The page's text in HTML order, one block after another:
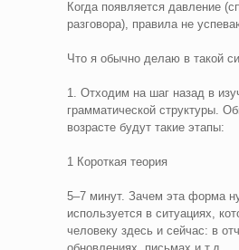
Когда появляется давление
разговора), правила не
Что я обычно делаю в такой
1. Отходим на шаг назад в
грамматической структуры.
возрасте будут такие этапы:
1️ Короткая теория
5–7 минут. Зачем эта форма
используется в ситуациях,
человеку здесь и сейчас: в